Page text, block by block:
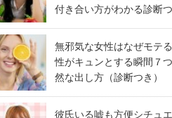
付き合い方がわかる診断
無邪気な女性はなぜモテ
性がキュンとする瞬間７
然な出し方（診断つき）
彼氏いる嘘も方便シチュ